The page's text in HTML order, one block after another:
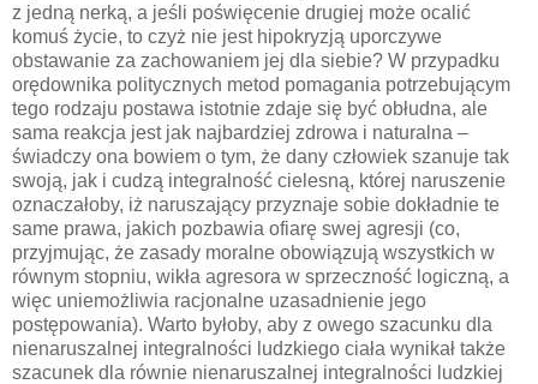
z jedną nerką, a jeśli poświęcenie drugiej może ocalić
komuś życie, to czyż nie jest hipokryzją uporczywe
obstawanie za zachowaniem jej dla siebie? W przypadku
orędownika politycznych metod pomagania potrzebującym
tego rodzaju postawa istotnie zdaje się być obłudna, ale
sama reakcja jest jak najbardziej zdrowa i naturalna –
świadczy ona bowiem o tym, że dany człowiek szanuje tak
swoją, jak i cudzą integralność cielesną, której naruszenie
oznaczałoby, iż naruszający przyznaje sobie dokładnie te
same prawa, jakich pozbawia ofiarę swej agresji (co,
przyjmując, że zasady moralne obowiązują wszystkich w
równym stopniu, wikła agresora w sprzeczność logiczną, a
więc uniemożliwia racjonalne uzasadnienie jego
postępowania). Warto byłoby, aby z owego szacunku dla
nienaruszalnej integralności ludzkiego ciała wynikał także
szacunek dla równie nienaruszalnej integralności ludzkiej